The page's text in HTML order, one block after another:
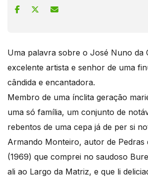
Uma palavra sobre o José Nuno da
excelente artista e senhor de uma
cândida e encantadora.
Membro de uma ínclita geração
uma só família, um conjunto de
rebentos de uma cepa já de per si
Armando Monteiro, autor de Pedras
(1969) que comprei no saudoso
ali ao Largo da Matriz, e que li